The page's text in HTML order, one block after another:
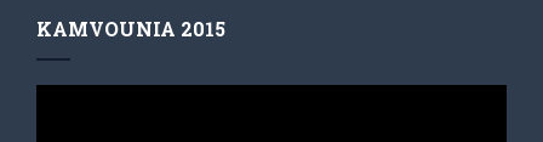
KAMVOUNIA 2015